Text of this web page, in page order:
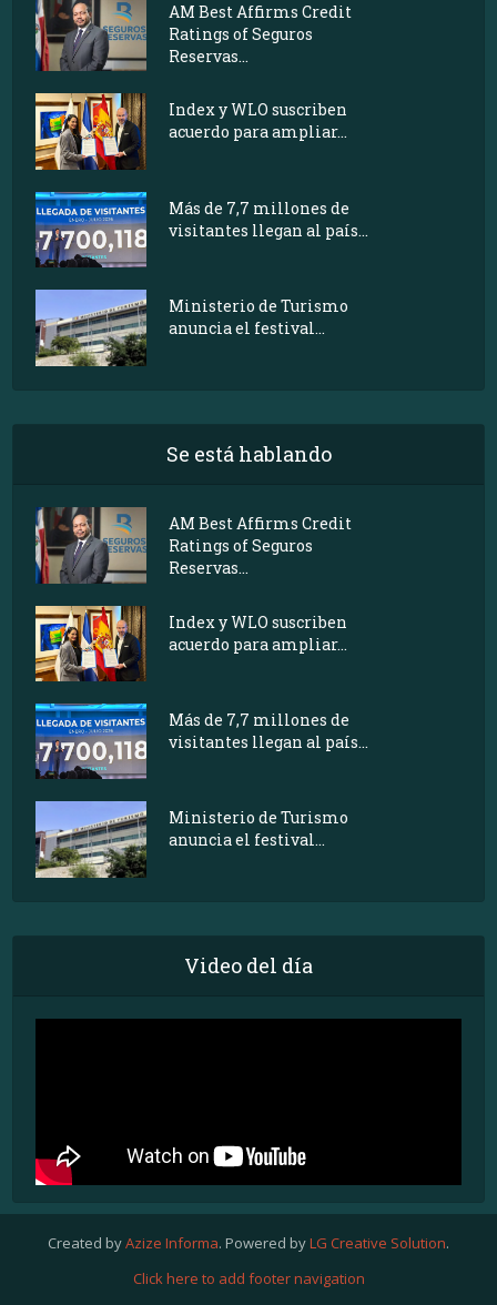
AM Best Affirms Credit
Ratings of Seguros
Reservas...
Index y WLO suscriben
acuerdo para ampliar...
Más de 7,7 millones de
visitantes llegan al país...
Ministerio de Turismo
anuncia el festival...
Se está hablando
AM Best Affirms Credit
Ratings of Seguros
Reservas...
Index y WLO suscriben
acuerdo para ampliar...
Más de 7,7 millones de
visitantes llegan al país...
Ministerio de Turismo
anuncia el festival...
Video del día
Created byAzize Informa. Powered byLG Creative Solution.
Click here to add footer navigation